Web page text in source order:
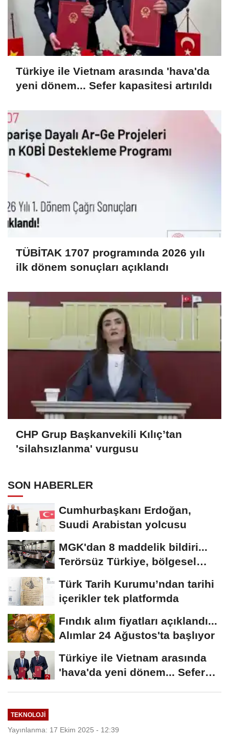
Türkiye ile Vietnam arasında 'hava'da
yeni dönem... Sefer kapasitesi artırıldı
TÜBİTAK 1707 programında 2026 yılı
ilk dönem sonuçları açıklandı
CHP Grup Başkanvekili Kılıç’tan
'silahsızlanma' vurgusu
SON HABERLER
Cumhurbaşkanı Erdoğan,
Suudi Arabistan yolcusu
MGK'dan 8 maddelik bildiri...
Terörsüz Türkiye, bölgesel
Türk Tarih Kurumu’ndan tarihi
içerikler tek platformda
Fındık alım fiyatları açıklandı...
Alımlar 24 Ağustos'ta başlıyor
Türkiye ile Vietnam arasında
'hava'da yeni dönem... Sefer
TEKNOLOJI
Yayınlanma: 17 Ekim 2025 - 12:39